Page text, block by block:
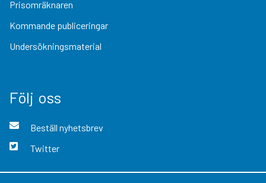
Prisomräknaren
Kommande publiceringar
Undersökningsmaterial
Följ oss
Beställ nyhetsbrev
Twitter